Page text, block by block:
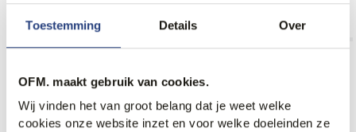
Toestemming Details Over
OFM. maakt gebruik van cookies.
Wij vinden het van groot belang dat je weet welke
cookies onze website inzet en voor welke doeleinden ze
Vanguard Polo
89,99
PME Legend Polo
69,99
Anderen bekeken ook